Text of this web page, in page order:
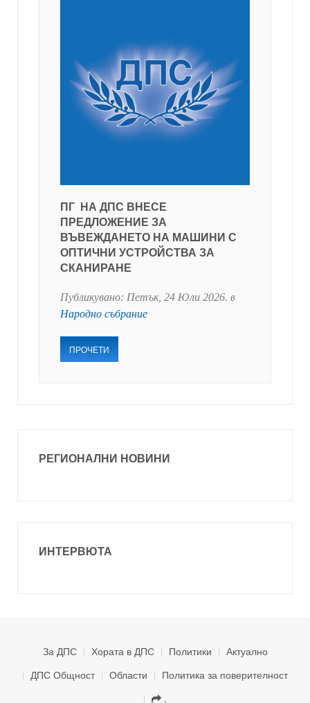
ПГ НА ДПС ВНЕСЕ
ПРЕДЛОЖЕНИЕ ЗА
ВЪВЕЖДАНЕТО НА МАШИНИ С
ОПТИЧНИ УСТРОЙСТВА ЗА
СКАНИРАНЕ
Публикувано: Петък, 24 Юли 2026. в
Народно събрание
ПРОЧЕТИ
РЕГИОНАЛНИ НОВИНИ
ИНТЕРВЮТА
За ДПС Хората в ДПС Политики
Актуално
ДПС Общност
Области
Политика за поверителност
.